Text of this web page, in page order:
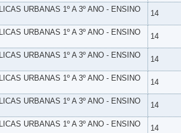
URBANAS 1º A 3º ANO - ENSINO
14
URBANAS 1º A 3º ANO - ENSINO
14
URBANAS 1º A 3º ANO - ENSINO
14
URBANAS 1º A 3º ANO - ENSINO
14
URBANAS 1º A 3º ANO - ENSINO
14
URBANAS 1º A 3º ANO - ENSINO
14